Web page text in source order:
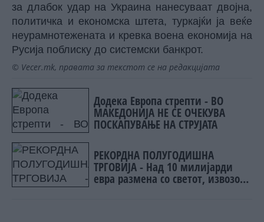
за длабок удар на Украина нанесуваат двојна,
политичка и економска штета, туркајќи ја веќе
неурамнотежената и кревка воена економија на
Русија поблиску до системски банкрот.
© Vecer.mk, правата за текстот се на редакцијата
Додека Европа стрепти - ВО
МАКЕДОНИЈА НЕ СЕ ОЧЕКУВА
ПОСКАПУВАЊЕ НА СТРУЈАТА
РЕКОРДНА ПОЛУГОДИШНА
ТРГОВИЈА - Над 10 милијарди
евра размена со светот, извозот
расте побрзо од увозот